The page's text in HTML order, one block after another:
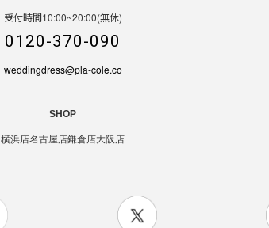
受付時間10:00~20:00(無休)
0120-370-090
weddingdress@pla-cole.co
SHOP
横浜店名古屋店鎌倉店大阪店